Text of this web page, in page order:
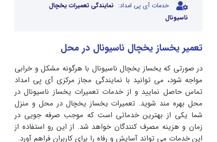
خدمات آی پی امداد: نمایندگی تعمیرات یخچال
ناسیونال
تعمیر یخساز یخچال ناسیونال در محل
در صورتی که یخساز یخچال ناسیونال با هرگونه مشکل و خرابی
مواجه شود، می توانید با نمایندگی مجاز مرکزی آی پی امداد
تماس حاصل نمایید و از خدمات تعمیرات یخساز ناسیونال در
محل بهره مند شوید. تعمیرات یخساز یخچال در محل و منزل
شما یکی از بهترین خدماتی است که موجب صرفه جویی در
زمان و هزینه مصرف کنندگان خواهد شد. از این رو استفاده از
این خدمات می تواند آسایش و رفاه را برای کاربران فراهم آورد.